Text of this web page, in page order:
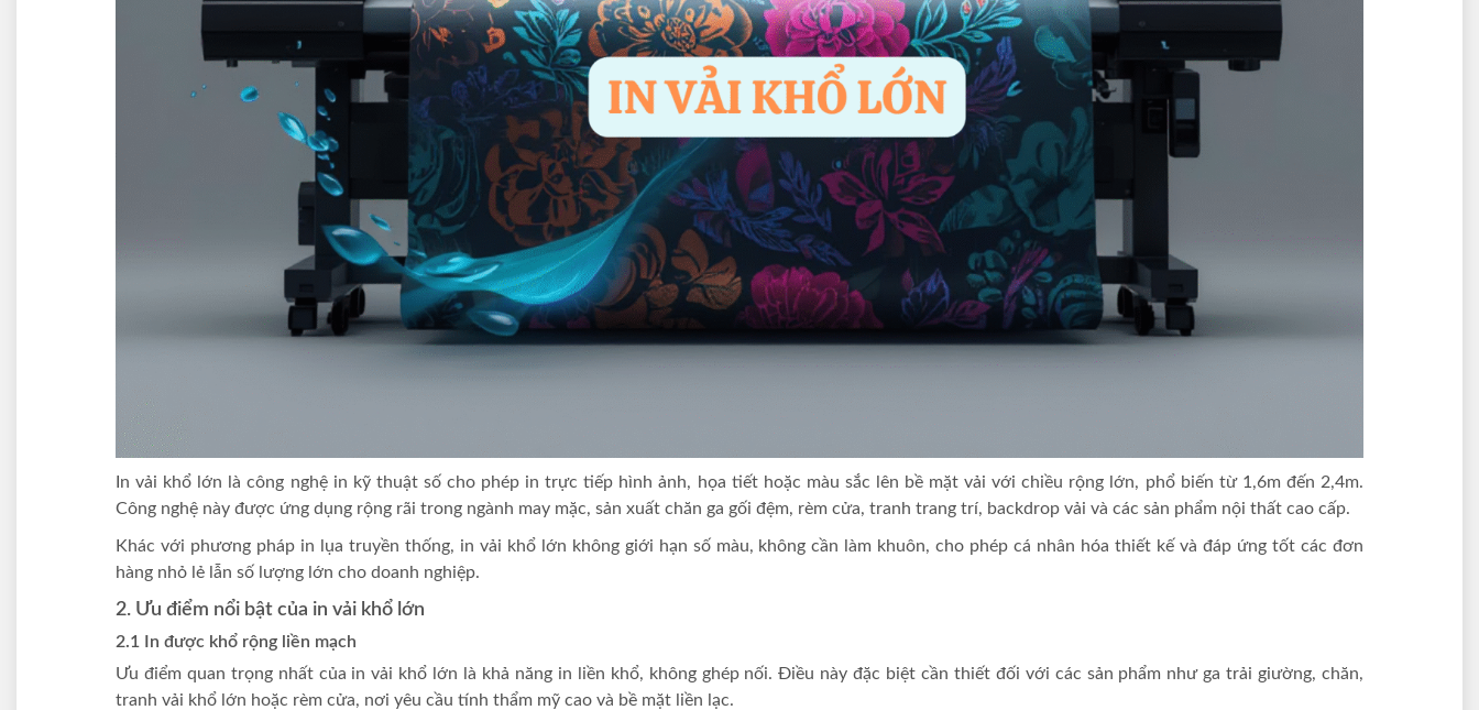
In vải khổ lớn là công nghệ in kỹ thuật số cho phép in trực tiếp hình ảnh, họa tiết hoặc màu sắc lên bề mặt vải với chiều rộng lớn, phổ biến từ 1,6m đến 2,4m.
Công nghệ này được ứng dụng rộng rãi trong ngành may mặc, sản xuất chăn ga gối đệm, rèm cửa, tranh trang trí, backdrop vải và các sản phẩm nội thất cao cấp.
Khác với phương pháp in lụa truyền thống, in vải khổ lớn không giới hạn số màu, không cần làm khuôn, cho phép cá nhân hóa thiết kế và đáp ứng tốt các đơn
hàng nhỏ lẻ lẫn số lượng lớn cho doanh nghiệp.
2. Ưu điểm nổi bật của in vải khổ lớn
2.1 In được khổ rộng liền mạch
Ưu điểm quan trọng nhất của in vải khổ lớn là khả năng in liền khổ, không ghép nối. Điều này đặc biệt cần thiết đối với các sản phẩm như ga trải giường, chăn,
tranh vải khổ lớn hoặc rèm cửa, nơi yêu cầu tính thẩm mỹ cao và bề mặt liền lạc.